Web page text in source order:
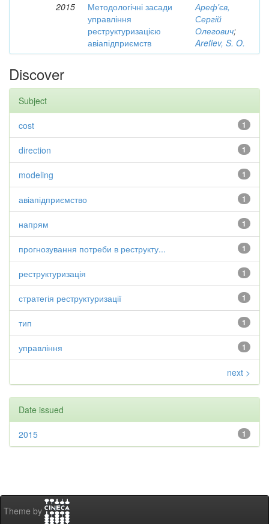
2015
Методологічні засади
управління
реструктуризацією
авіапідприємств
Ареф'єв,
Сергій
Олегович;
Arefiev, S. O.
Discover
Subject
1
cost
1
direction
1
modeling
1
авіапідприємство
1
напрям
1
прогнозування потреби в реструкту...
1
реструктуризація
1
стратегія реструктуризації
1
тип
1
управління
next >
Date issued
1
2015
Theme by